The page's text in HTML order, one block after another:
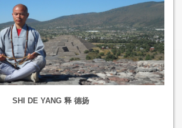
SHI DE YANG 释 德扬